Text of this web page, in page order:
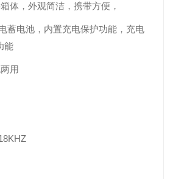
体，外观简洁，携带方便，
蓄电池，内置充电保护功能，充电
能
用